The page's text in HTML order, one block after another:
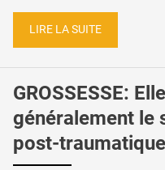
LIRE LA SUITE
GROSSESSE:
généralement le
post-traumatique